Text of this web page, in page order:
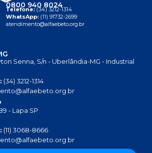
0800 940 8024
Telefone:(34) 3212-1314
WhatsApp: (11) 91732-2699
atendimento@alfaebeto.org.br
Senna, S/n - Uberlândia-MG - Industrial
(34) 3212-1314
- Lapa SP
(11) 3068-8666